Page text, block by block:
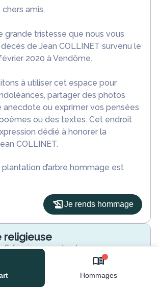
Hommages
amis,
grande tristesse que nous vous
de Jean COLLINET survenu le
2020 à Vendôme.
à utiliser cet espace pour
partager des photos
anecdote ou exprimer vos pensées
ou des textes. Cet endroit
dédié à honorer la
COLLINET.
d’arbre hommage est
Je rends hommage
religieuse
28 février 2020 à 14h30
Coeur et Saint Front de